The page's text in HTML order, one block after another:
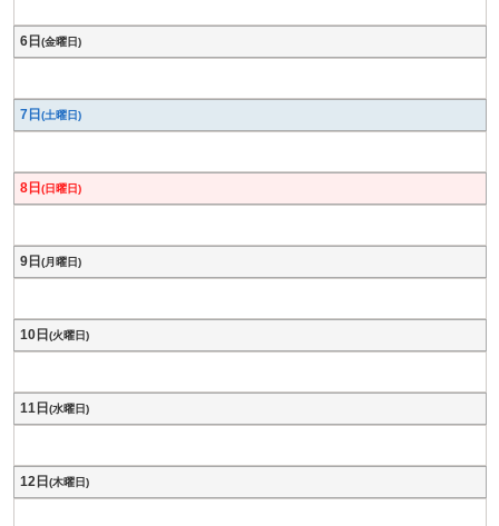
6日 (金曜日)
7日 (土曜日)
8日 (日曜日)
9日 (月曜日)
10日 (火曜日)
11日 (水曜日)
12日 (木曜日)